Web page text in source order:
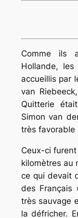
Comme ils
Hollande,
accueillis par
van
Quitterie
Simon van
très favorable
Ceux-ci
kilomètres au
ce qui devait
des Français
très sauvage
la défricher.